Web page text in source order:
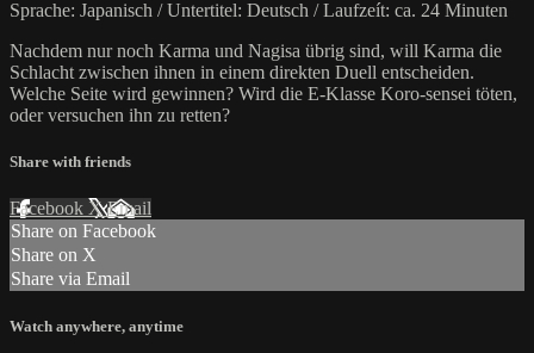
Sprache: Japanisch / Untertitel: Deutsch / Laufzeít: ca. 24 Minuten
Nachdem nur noch Karma und Nagisa übrig sind, will Karma die
Schlacht zwischen ihnen in einem direkten Duell entscheiden.
Welche Seite wird gewinnen? Wird die E-Klasse Koro-sensei töten,
oder versuchen ihn zu retten?
Share with friends
Facebook XEmail
Share on Facebook
Share on X
Share via Email
Watch anywhere, anytime